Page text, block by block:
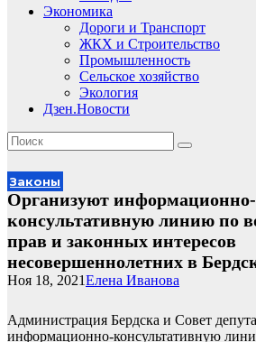
Экономика
Дороги и Транспорт
ЖКХ и Строительство
Промышленность
Сельское хозяйство
Экология
Дзен.Новости
Законы
Организуют информационно-
консультативную линию по
прав и законных интересов
несовершеннолетних в
Елена Иванова
Ноя 18, 2021
Администрация Бердска и Совет
информационно-консультативную